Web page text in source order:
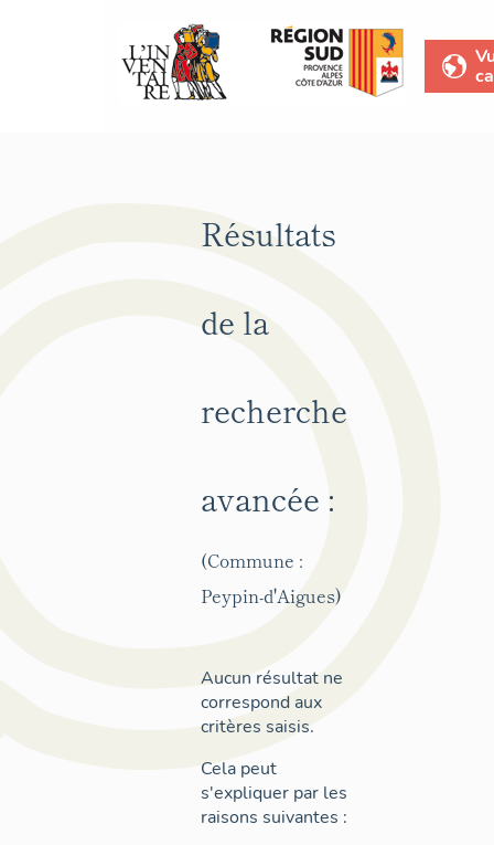
Résultats
de la
recherche
avancée :
(Commune :
Peypin-d'Aigues)
Aucun résultat ne
correspond aux
critères saisis.
Cela peut
s'expliquer par les
raisons suivantes :